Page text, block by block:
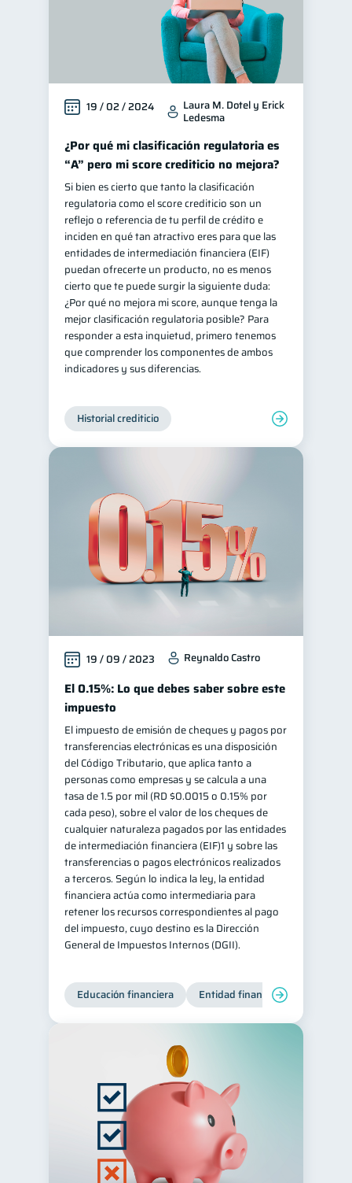
19 / 02 / 2024 Laura M. Dotel y Erick
Ledesma
¿Por qué mi clasificación regulatoria es
“A” pero mi score crediticio no mejora?
Si bien es cierto que tanto la clasificación
regulatoria como el score crediticio son un
reflejo o referencia de tu perfil de crédito e
inciden en qué tan atractivo eres para que las
entidades de intermediación financiera (EIF)
puedan ofrecerte un producto, no es menos
cierto que te puede surgir la siguiente duda:
¿Por qué no mejora mi score, aunque tenga la
mejor clasificación regulatoria posible? Para
responder a esta inquietud, primero tenemos
que comprender los componentes de ambos
indicadores y sus diferencias.
Historial crediticio
19 / 09 / 2023 Reynaldo Castro
El 0.15%: Lo que debes saber sobre este
impuesto
El impuesto de emisión de cheques y pagos por
transferencias electrónicas es una disposición
del Código Tributario, que aplica tanto a
personas como empresas y se calcula a una
tasa de 1.5 por mil (RD $0.0015 o 0.15% por
cada peso), sobre el valor de los cheques de
cualquier naturaleza pagados por las entidades
de intermediación financiera (EIF)1 y sobre las
transferencias o pagos electrónicos realizados
a terceros. Según lo indica la ley, la entidad
financiera actúa como intermediaria para
retener los recursos correspondientes al pago
del impuesto, cuyo destino es la Dirección
General de Impuestos Internos (DGII).
Educación financiera Entidad financiera